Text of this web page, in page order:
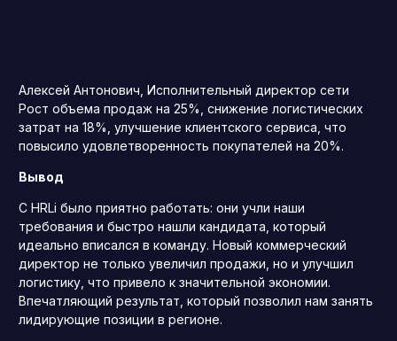
Алексей Антонович, Исполнительный директор сети
Рост объема продаж на 25%, снижение логистических
затрат на 18%, улучшение клиентского сервиса, что
повысило удовлетворенность покупателей на 20%.
Вывод
С HRLi было приятно работать: они учли наши
требования и быстро нашли кандидата, который
идеально вписался в команду. Новый коммерческий
директор не только увеличил продажи, но и улучшил
логистику, что привело к значительной экономии.
Впечатляющий результат, который позволил нам занять
лидирующие позиции в регионе.